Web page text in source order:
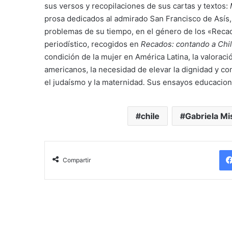
sus versos y recopilaciones de sus cartas y textos:
prosa dedicados al admirado San Francisco de
problemas de su tiempo, en el género de los
periodístico, recogidos en Recados: contando a
condición de la mujer en América Latina, la
americanos, la necesidad de elevar la dignidad y
el judaísmo y la maternidad. Sus ensayos
chile Gabriela
Compartir